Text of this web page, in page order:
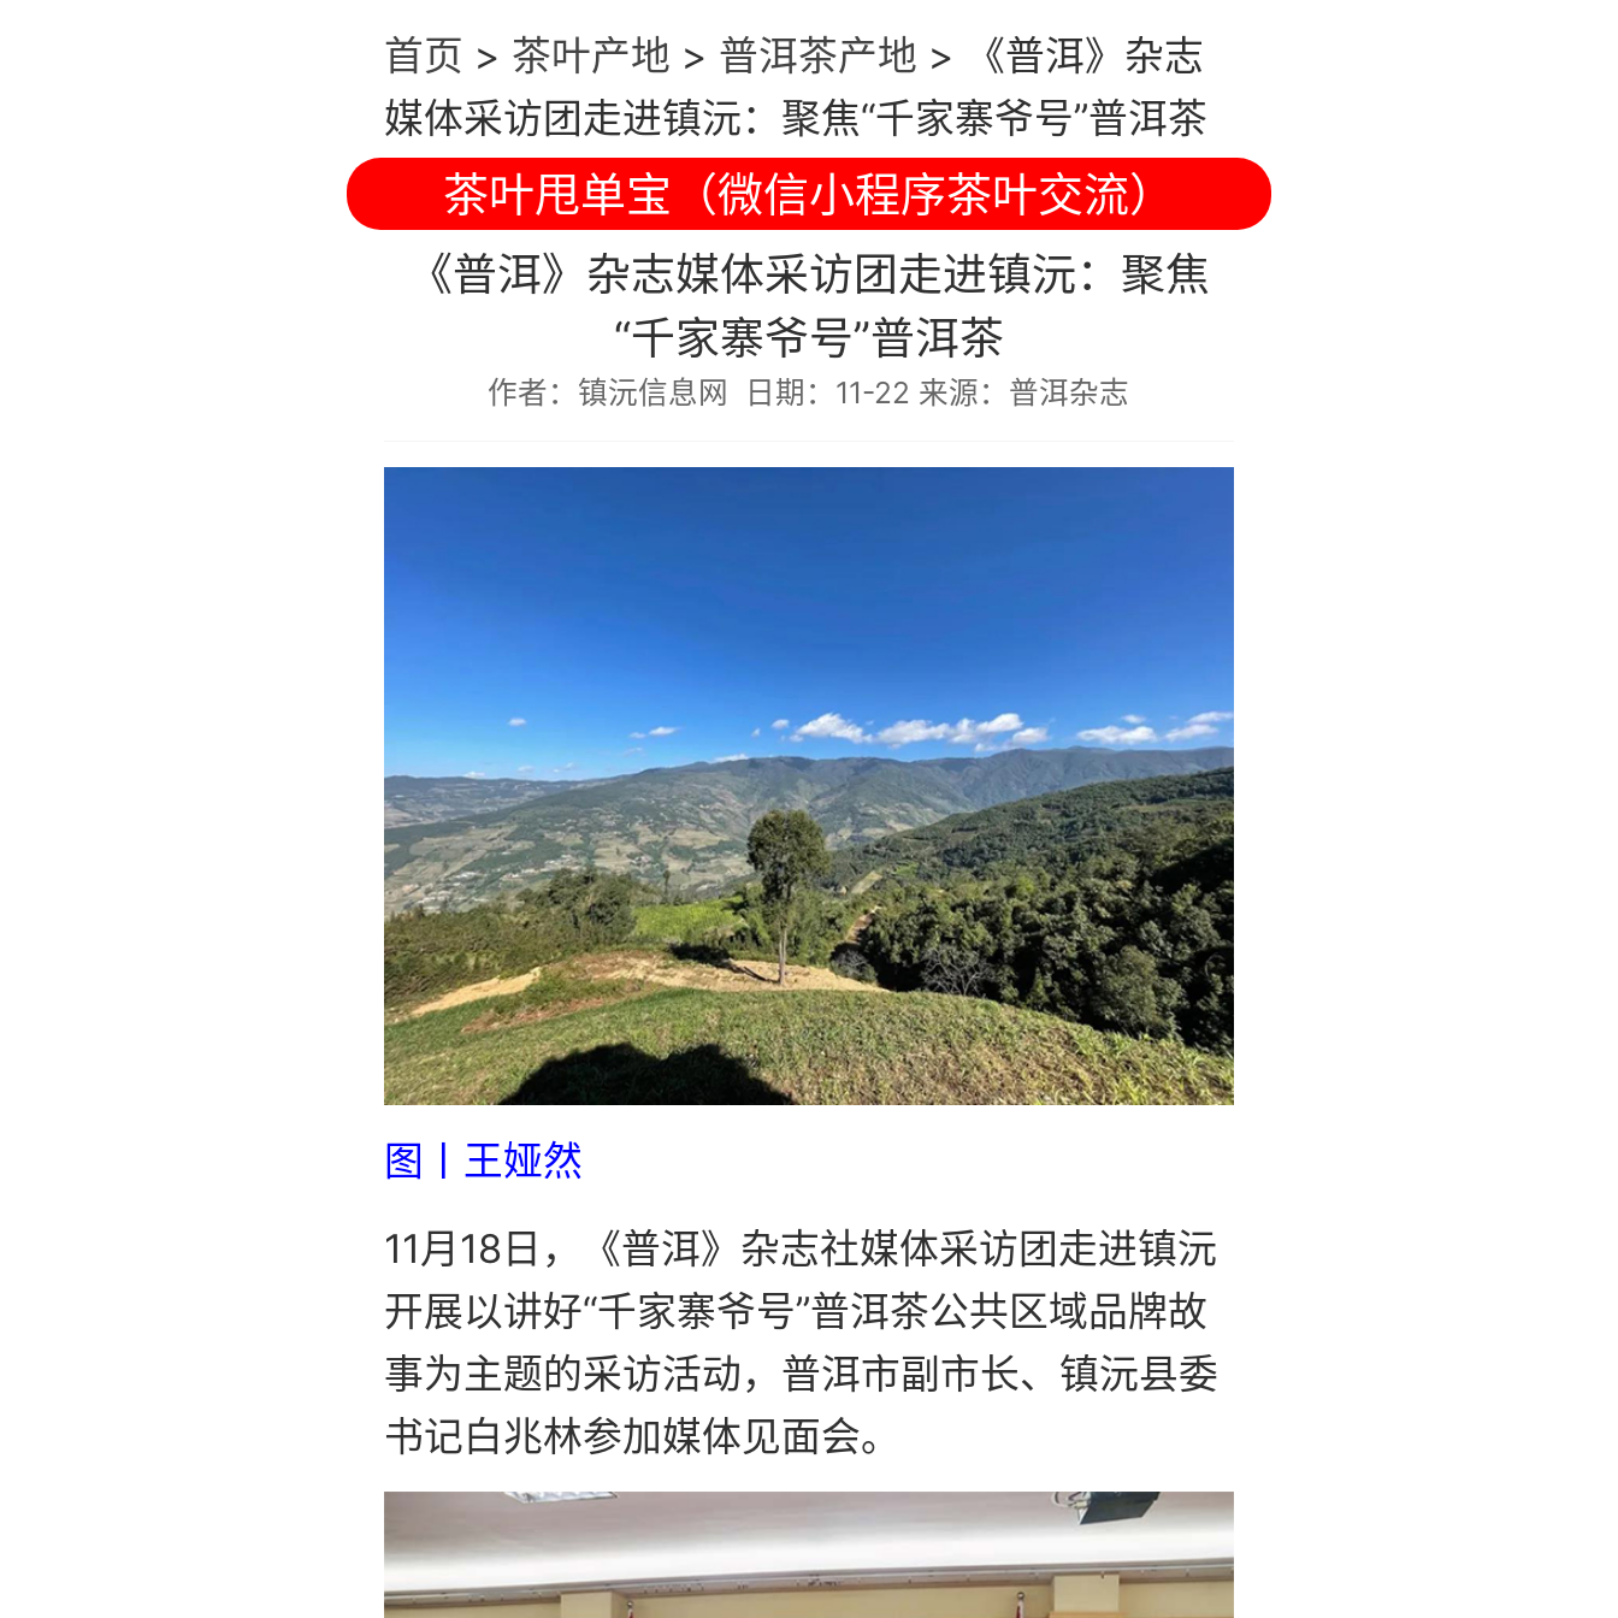
首页 > 茶叶产地 > 普洱茶产地 >
《普洱》杂志
媒体采访团走进镇沅：聚焦“千家寨爷号”普洱茶
茶叶甩单宝（微信小程序茶叶交流）
《普洱》杂志媒体采访团走进镇沅：聚焦
“千家寨爷号”普洱茶
作者：镇沅信息网 日期：11-22 来源：普洱杂志
图丨王娅然
11月18日，《普洱》杂志社媒体采访团走进镇沅
开展以讲好“千家寨爷号”普洱茶公共区域品牌故
事为主题的采访活动，普洱市副市长、镇沅县委
书记白兆林参加媒体见面会。